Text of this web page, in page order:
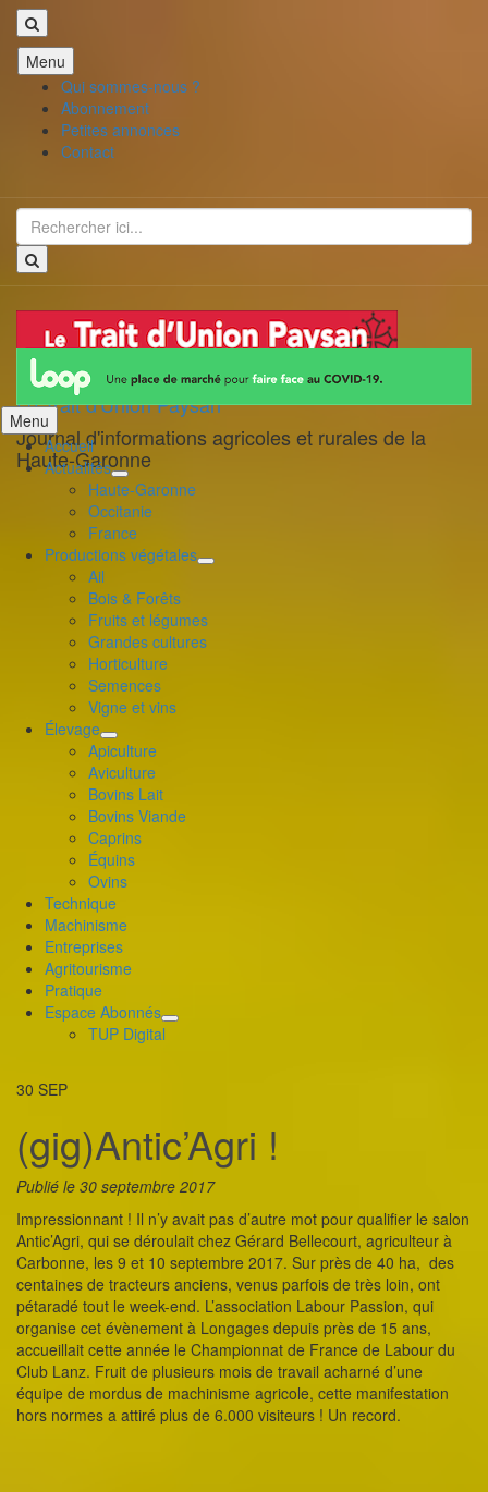
Menu
au
contenu
Qui sommes-nous ?
Abonnement
Petites annonces
Contact
Recherche
pour
Le Trait d'Union Paysan
Journal d'informations agricoles et rurales de la
Haute-Garonne
Menu Aller
au
contenu
Accueil
Actualités
déplier
le
menu
enfant
Haute-Garonne
Occitanie
France
Productions végétales
déplier
menu
enfant
Ail
Bois & Forêts
Fruits et légumes
Grandes cultures
Horticulture
Semences
Vigne et vins
Élevage
déplier
le
menu
enfant
Apiculture
Aviculture
Bovins Lait
Bovins Viande
Caprins
Équins
Ovins
Technique
Machinisme
Entreprises
Agritourisme
Pratique
Espace Abonnés
déplier
TUP Digital
30 SEP
(gig)Antic’Agri !
Publié le 30 septembre 2017
Impressionnant ! Il n’y avait pas d’autre mot pour qualifier le salon
Antic’Agri, qui se déroulait chez Gérard Bellecourt, agriculteur à
Carbonne, les 9 et 10 septembre 2017. Sur près de 40 ha, des
centaines de tracteurs anciens, venus parfois de très loin, ont
pétaradé tout le week-end. L’association Labour Passion, qui
organise cet évènement à Longages depuis près de 15 ans,
accueillait cette année le Championnat de France de Labour du
Club Lanz. Fruit de plusieurs mois de travail acharné d’une
équipe de mordus de machinisme agricole, cette manifestation
hors normes a attiré plus de 6.000 visiteurs ! Un record.